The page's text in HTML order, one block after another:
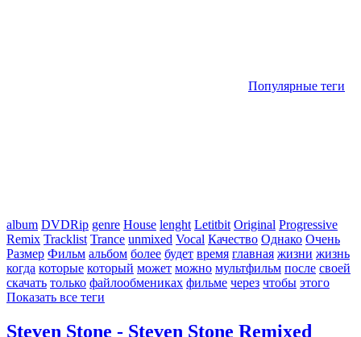
Популярные теги
album DVDRip genre House lenght Letitbit Original Progressive
Remix Tracklist Trance unmixed Vocal Качество Однако Очень
Размер Фильм альбом более будет время главная жизни жизнь
когда которые который может можно мультфильм после своей
скачать только файлообмениках фильме через чтобы этого
Показать все теги
Steven Stone - Steven Stone Remixed